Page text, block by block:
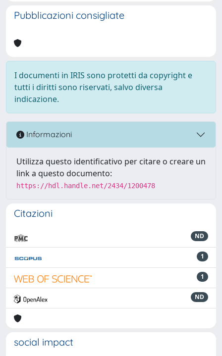
Pubblicazioni consigliate
I documenti in IRIS sono protetti da copyright e
tutti i diritti sono riservati, salvo diversa
indicazione.
Informazioni
Utilizza questo identificativo per citare o creare un
link a questo documento:
https://hdl.handle.net/2434/1200478
Citazioni
ND
1
1
ND
social impact